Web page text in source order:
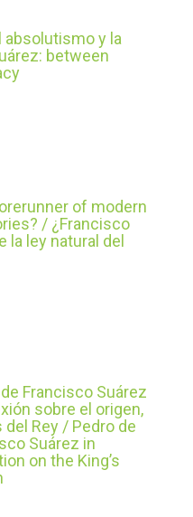
absolutismo y la
between
of modern
/ ¿Francisco
la ley natural del
Francisco Suárez
sobre el origen,
Rey / Pedro de
Suárez in
on the King’s